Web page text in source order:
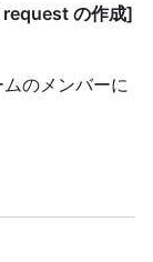
の作成]
のメンバーに